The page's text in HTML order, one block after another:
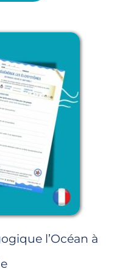
l’Océan à